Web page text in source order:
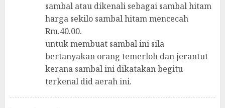
sambal atau dikenali sebagai sambal hitam
harga sekilo sambal hitam mencecah
Rm.40.00.
untuk membuat sambal ini sila
bertanyakan orang temerloh dan jerantut
kerana sambal ini dikatakan begitu
terkenal did aerah ini.